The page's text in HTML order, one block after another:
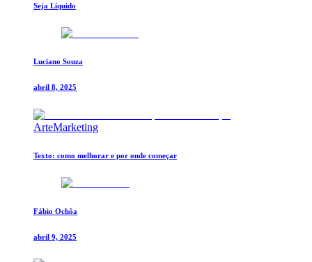
Seja Líquido
Luciano Souza
abril 8, 2025
ArteMarketing
Texto: como melhorar e por onde começar
Fábio Ochôa
abril 9, 2025